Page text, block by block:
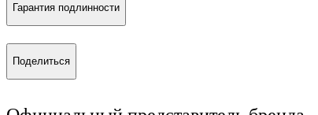
Гарантия подлинности
Поделиться